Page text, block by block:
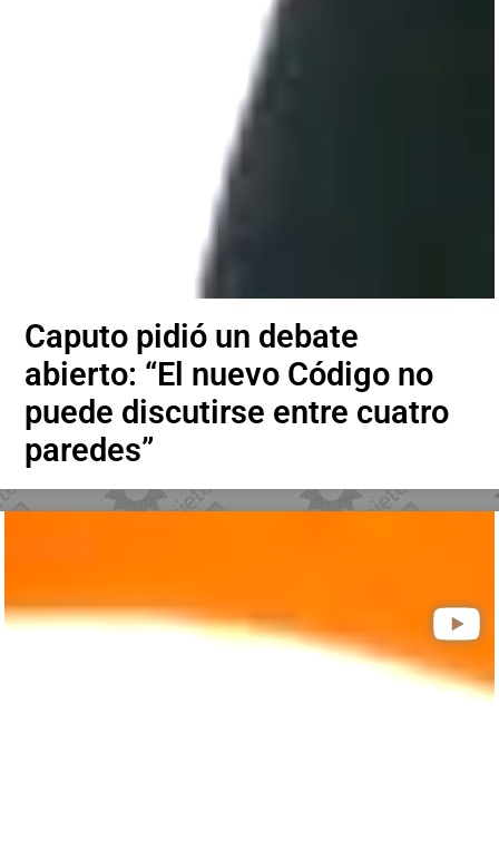
Caputo pidió un debate
abierto: “El nuevo Código no
puede discutirse entre cuatro
paredes”